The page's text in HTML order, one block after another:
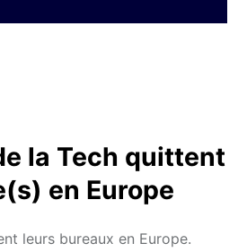
la Tech quittent
en Europe
leurs bureaux en Europe.